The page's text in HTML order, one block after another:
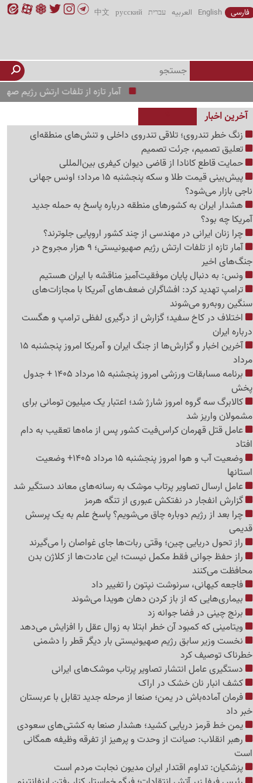
فارسی English العربیه עברית русский
中文
آمار تازه از تلفات ارتش رژیم صهیونیستی؛ 9 هزار مجروح در
آخرین اخبار
زنگ خطر تندروی؛ تلاقی تندروی داخلی و تنش‌های منطقه‌ای
تعلیق تصمیم، جرئت تصمیم
حمایت قاطع کانادا از قاضی دیوان کیفری بین‌المللی
پیش‌بینی قیمت طلا و سکه پنجشنبه 15 مرداد؛ اونس جهانی
ناجی بازار می‌شود؟
هشدار ایران به کشورهای منطقه درباره پاسخ به حمله جدید
آمریکا چه بود؟
چرا زنان ایرانی در مهندسی از چند کشور اروپایی جلوترند؟
آمار تازه از تلفات ارتش رژیم صهیونیستی؛ 9 هزار مجروح در
جنگ‌های اخیر
ونس: به دنبال پایان موفقیت‌آمیز مناقشه با ایران هستیم
ترامپ تهدید کرد: افشاگران ضعف‌های آمریکا با مجازات‌های
سنگین روبه‌رو می‌شوند
اختلاف در کاخ سفید؛ گزارش از درگیری لفظی ترامپ و هگست
درباره ایران
آخرین اخبار و گزارش‌ها از جنگ ایران و آمریکا امروز پنجشنبه 15
مرداد
برنامه مسابقات ورزشی امروز پنجشنبه 15 مرداد 1405 + جدول
پخش
کالابرگ سه گروه امروز شارژ شد؛ اعتبار یک میلیون تومانی برای
مشمولان واریز شد
عامل قتل قهرمان کراس‌فیت کشور پس از ماه‌ها تعقیب به دام
افتاد
وضعیت آب و هوا امروز پنجشنبه 15 مرداد 1405+ وضعیت
استانها
عامل ارسال تصاویر پرتاب موشک به رسانه‌های معاند دستگیر شد
گزارش انفجار در نفتکش عبوری از تنگه هرمز
چرا بعد از رژیم دوباره چاق می‌شویم؟ پاسخ علم به یک پرسش
قدیمی
راز تحول دریایی چین؛ وقتی ربات‌ها جای غواصان را می‌گیرند
راز حفظ جوانی فقط مکمل نیست؛ این عادت‌ها از کلاژن بدن
محافظت می‌کنند
فاجعه کیهانی، سرنوشت نپتون را تغییر داد
بیماری‌هایی که از باز کردن دهان هویدا می‌شوند
برنج چینی در فضا جوانه زد
ویتامینی که کمبود آن خطر ابتلا به زوال عقل را افزایش می‌دهد
نخست وزیر سابق رژیم صهیونیستی بار دیگر قطر را دشمنی
خطرناک توصیف کرد
دستگیری عامل انتشار تصاویر پرتاب موشک‌های ایرانی
کشف انبار نان خشک در اراک
فرمان آماده‌باش در یمن؛ صنعا از مرحله جدید تقابل با عربستان
خبر داد
یمن خط قرمز دریایی کشید؛ هشدار صنعا به کشتی‌های سعودی
رهبر انقلاب: صیانت از وحدت و پرهیز از تفرقه وظیفه همگانی
است
پزشکیان: تداوم اقتدار ایران مدیون نجابت مردم است